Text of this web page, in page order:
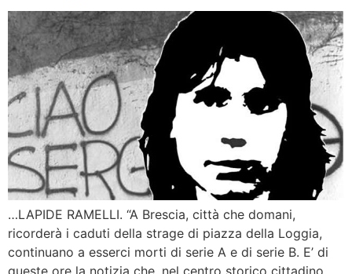
…LAPIDE RAMELLI. “A Brescia, città che domani,
ricorderà i caduti della strage di piazza della Loggia,
continuano a esserci morti di serie A e di serie B. E’ di
queste ore la notizia che, nel centro storico cittadino,